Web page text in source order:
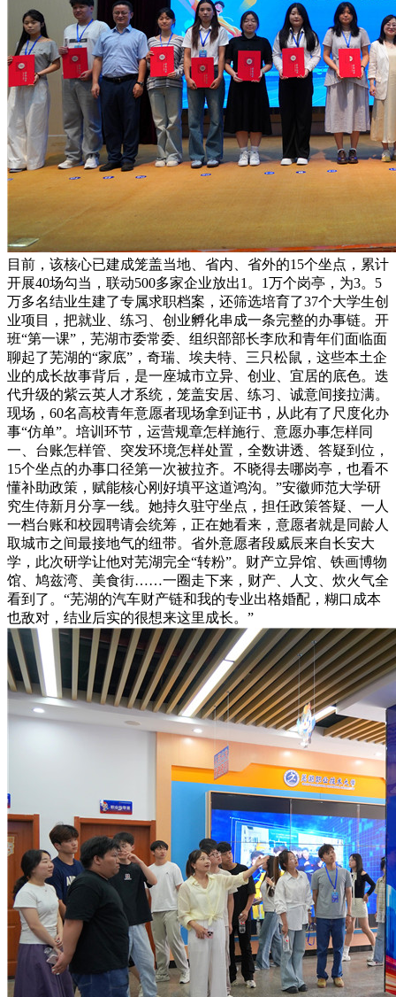
目前，该核心已建成笼盖当地、省内、省外的15个坐点，累计
开展40场勾当，联动500多家企业放出1。1万个岗亭，为3。5
万多名结业生建了专属求职档案，还筛选培育了37个大学生创
业项目，把就业、练习、创业孵化串成一条完整的办事链。开
班“第一课”，芜湖市委常委、组织部部长李欣和青年们面临面
聊起了芜湖的“家底”，奇瑞、埃夫特、三只松鼠，这些本土企
业的成长故事背后，是一座城市立异、创业、宜居的底色。迭
代升级的紫云英人才系统，笼盖安居、练习、诚意间接拉满。
现场，60名高校青年意愿者现场拿到证书，从此有了尺度化办
事“仿单”。培训环节，运营规章怎样施行、意愿办事怎样同
一、台账怎样管、突发环境怎样处置，全数讲透、答疑到位，
15个坐点的办事口径第一次被拉齐。不晓得去哪岗亭，也看不
懂补助政策，赋能核心刚好填平这道鸿沟。”安徽师范大学研
究生侍新月分享一线。她持久驻守坐点，担任政策答疑、一人
一档台账和校园聘请会统筹，正在她看来，意愿者就是同龄人
取城市之间最接地气的纽带。省外意愿者段威辰来自长安大
学，此次研学让他对芜湖完全“转粉”。财产立异馆、铁画博物
馆、鸠兹湾、美食街……一圈走下来，财产、人文、炊火气全
看到了。“芜湖的汽车财产链和我的专业出格婚配，糊口成本
也敌对，结业后实的很想来这里成长。”